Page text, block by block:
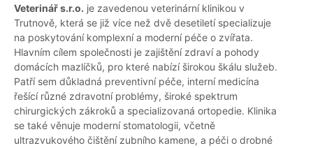
Veterinář s.r.o. je zavedenou veterinární klinikou v
Trutnově, která se již více než dvě desetiletí specializuje
na poskytování komplexní a moderní péče o zvířata.
Hlavním cílem společnosti je zajištění zdraví a pohody
domácích mazlíčků, pro které nabízí širokou škálu služeb.
Patří sem důkladná preventivní péče, interní medicína
řešící různé zdravotní problémy, široké spektrum
chirurgických zákroků a specializovaná ortopedie. Klinika
se také věnuje moderní stomatologii, včetně
ultrazvukového čištění zubního kamene, a péči o drobné